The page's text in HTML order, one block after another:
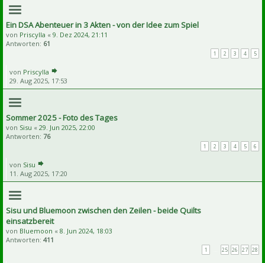
Ein DSA Abenteuer in 3 Akten - von der Idee zum Spiel
von Priscylla « 9. Dez 2024, 21:11
Antworten: 61
1 2 3 4 5
von Priscylla
29. Aug 2025, 17:53
Sommer 2025 - Foto des Tages
von Sisu « 29. Jun 2025, 22:00
Antworten: 76
1 2 3 4 5 6
von Sisu
11. Aug 2025, 17:20
Sisu und Bluemoon zwischen den Zeilen - beide Quilts
einsatzbereit
von Bluemoon « 8. Jun 2024, 18:03
Antworten: 411
1 25 26 27 28